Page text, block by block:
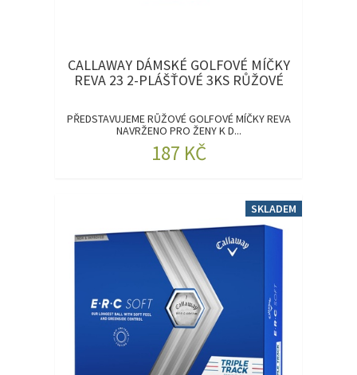
CALLAWAY DÁMSKÉ GOLFOVÉ MÍČKY
REVA 23 2-PLÁŠŤOVÉ 3KS RŮŽOVÉ
PŘEDSTAVUJEME RŮŽOVÉ GOLFOVÉ MÍČKY REVA
NAVRŽENO PRO ŽENY K D...
187 KČ
SKLADEM